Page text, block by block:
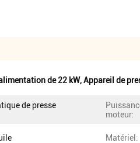
de 22 kW,Appareil de
de presse
moteur:
Matériel: